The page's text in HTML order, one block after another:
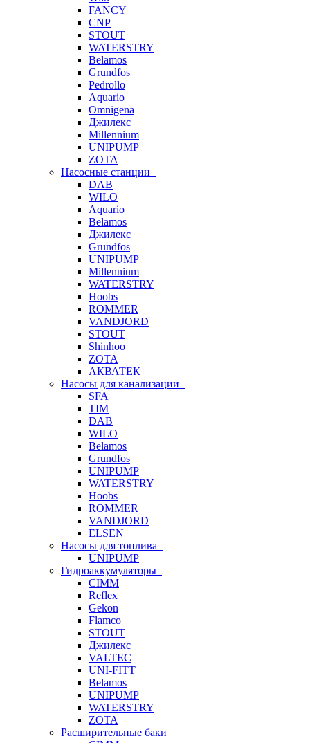
FANCY
CNP
STOUT
WATERSTRY
Belamos
Grundfos
Pedrollo
Aquario
Omnigena
Джилекс
Millennium
UNIPUMP
ZOTA
Насосные станции
DAB
WILO
Aquario
Belamos
Джилекс
Grundfos
UNIPUMP
Millennium
WATERSTRY
Hoobs
ROMMER
VANDJORD
STOUT
Shinhoo
ZOTA
АКВАТЕК
Насосы для канализации
SFA
TIM
DAB
WILO
Belamos
Grundfos
UNIPUMP
WATERSTRY
Hoobs
ROMMER
VANDJORD
ELSEN
Насосы для топлива
UNIPUMP
Гидроаккумуляторы
CIMM
Reflex
Gekon
Flamco
STOUT
Джилекс
VALTEC
UNI-FITT
Belamos
UNIPUMP
WATERSTRY
ZOTA
Расширительные баки